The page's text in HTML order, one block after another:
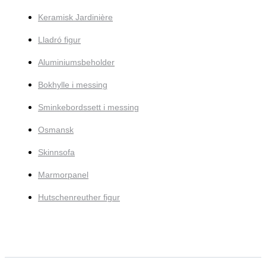
Keramisk Jardinière
Lladró figur
Aluminiumsbeholder
Bokhylle i messing
Sminkebordssett i messing
Osmansk
Skinnsofa
Marmorpanel
Hutschenreuther figur